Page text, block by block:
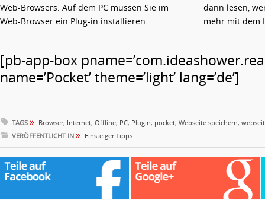
Web-Browsers. Auf dem PC müssen Sie im
Web-Browser ein Plug-in installieren.
dann lesen,
mehr mit dem
[pb-app-box
name=’Pocket’ theme=’light’ lang=’de’]
TAGS » Browser, Internet, Offline, PC, Plugin, pocket, Webseite speichern,
VERÖFFENTLICHT IN » Einsteiger Tipps